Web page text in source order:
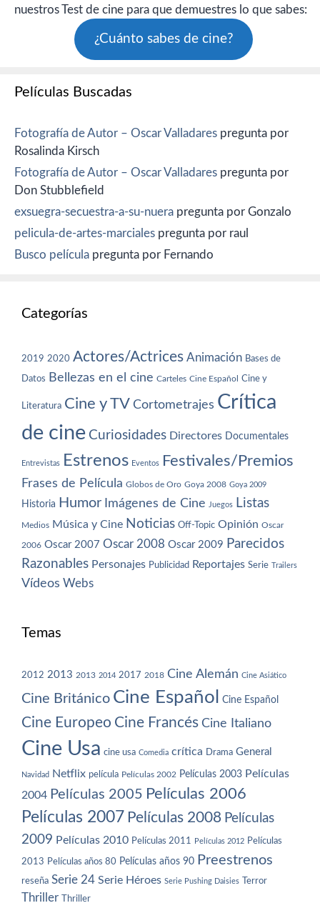
nuestros Test de cine para que demuestres lo que sabes:
¿Cuánto sabes de cine?
Películas Buscadas
Fotografía de Autor – Oscar Valladares pregunta por
Rosalinda Kirsch
Fotografía de Autor – Oscar Valladares pregunta por
Don Stubblefield
exsuegra-secuestra-a-su-nuera pregunta por Gonzalo
pelicula-de-artes-marciales pregunta por raul
Busco película pregunta por Fernando
Categorías
2019 2020 Actores/Actrices Animación Bases de
Datos Bellezas en el cine Carteles Cine Español Cine y
Literatura Cine y TV Cortometrajes Crítica
de cine Curiosidades Directores Documentales
Entrevistas Estrenos Eventos Festivales/Premios
Frases de Película Globos de Oro Goya 2008 Goya 2009
Historia Humor Imágenes de Cine Juegos Listas
Medios Música y Cine Noticias Off-Topic Opinión Oscar
2006 Oscar 2007 Oscar 2008 Oscar 2009 Parecidos
Razonables Personajes Publicidad Reportajes Serie Trailers
Vídeos Webs
Temas
2012 2013 2013 2014 2017 2018 Cine Alemán Cine Asiático
Cine Británico Cine Español Cine Español
Cine Europeo Cine Francés Cine Italiano
Cine Usa cine usa Comedia crítica Drama General
Navidad Netflix película Películas 2002 Películas 2003 Películas
2004 Películas 2005 Películas 2006
Películas 2007 Películas 2008 Películas
2009 Películas 2010 Películas 2011 Películas 2012 Películas
2013 Películas años 80 Películas años 90 Preestrenos
reseña Serie 24 Serie Héroes Serie Pushing Daisies Terror
Thriller Thriller